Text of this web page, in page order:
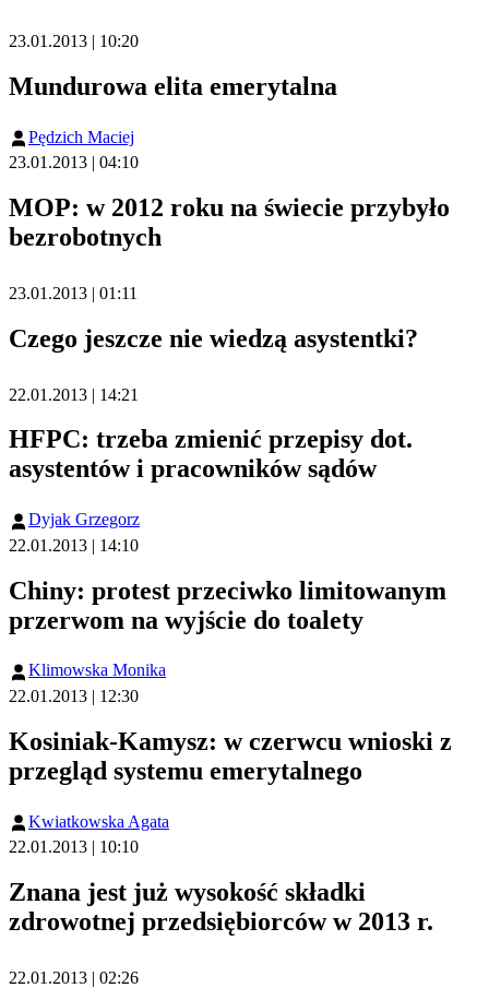
23.01.2013 | 10:20
Mundurowa elita emerytalna
Pędzich Maciej
23.01.2013 | 04:10
MOP: w 2012 roku na świecie przybyło
bezrobotnych
23.01.2013 | 01:11
Czego jeszcze nie wiedzą asystentki?
22.01.2013 | 14:21
HFPC: trzeba zmienić przepisy dot.
asystentów i pracowników sądów
Dyjak Grzegorz
22.01.2013 | 14:10
Chiny: protest przeciwko limitowanym
przerwom na wyjście do toalety
Klimowska Monika
22.01.2013 | 12:30
Kosiniak-Kamysz: w czerwcu wnioski z
przegląd systemu emerytalnego
Kwiatkowska Agata
22.01.2013 | 10:10
Znana jest już wysokość składki
zdrowotnej przedsiębiorców w 2013 r.
22.01.2013 | 02:26